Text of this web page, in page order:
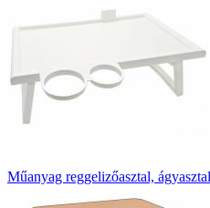
Műanyag reggelizőasztal,